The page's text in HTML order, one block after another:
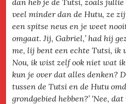
veel minder dan de Hutu, ze
een spitse neus en je weet
omgaat. Jij, Gabriel,’ had hij
me, lij bent een echte Tutsi, ik
Nou, ik wist zelf ook niet wat
kun je over dat alles denken?
tussen de Tutsi en de Hutu
grondgebied hebben?’ ‘Nee,